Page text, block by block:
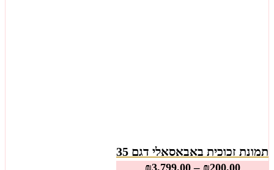
תמונת זכוכית באבאסאלי דגם 35
–